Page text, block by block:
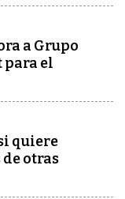
a Grupo
para el
quiere
otras